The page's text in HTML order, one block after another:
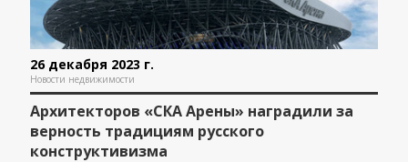
26 декабря 2023 г.
Новости недвижимости
Архитекторов «СКА Арены» наградили за
верность традициям русского
конструктивизма